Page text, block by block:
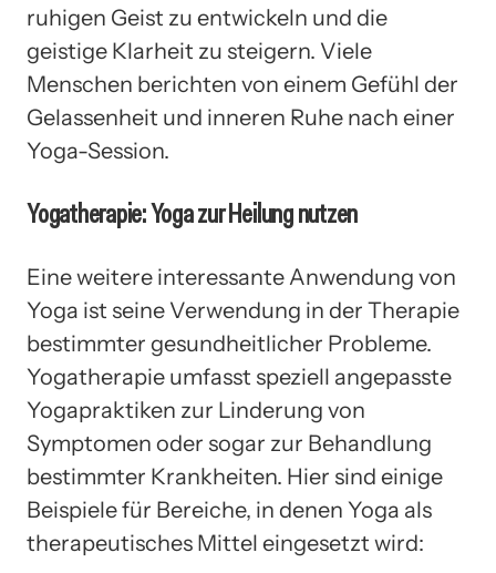
ruhigen Geist zu entwickeln und die
geistige Klarheit zu steigern. Viele
Menschen berichten von einem Gefühl der
Gelassenheit und inneren Ruhe nach einer
Yoga-Session.
Yogatherapie: Yoga zur Heilung nutzen
Eine weitere interessante Anwendung von
Yoga ist seine Verwendung in der Therapie
bestimmter gesundheitlicher Probleme.
Yogatherapie umfasst speziell angepasste
Yogapraktiken zur Linderung von
Symptomen oder sogar zur Behandlung
bestimmter Krankheiten. Hier sind einige
Beispiele für Bereiche, in denen Yoga als
therapeutisches Mittel eingesetzt wird: